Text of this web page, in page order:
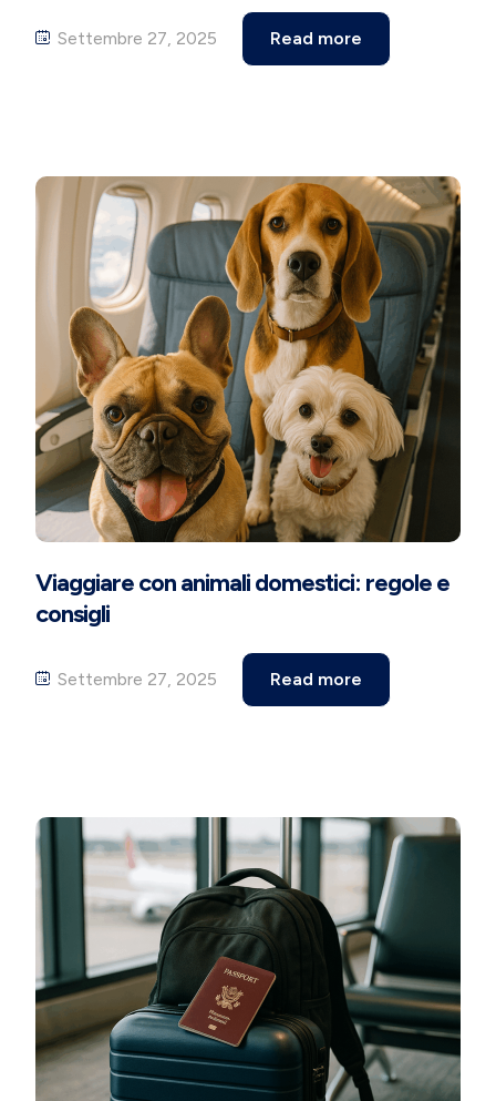
Settembre 27, 2025 Read more
Viaggiare con animali domestici: regole e
consigli
Settembre 27, 2025 Read more